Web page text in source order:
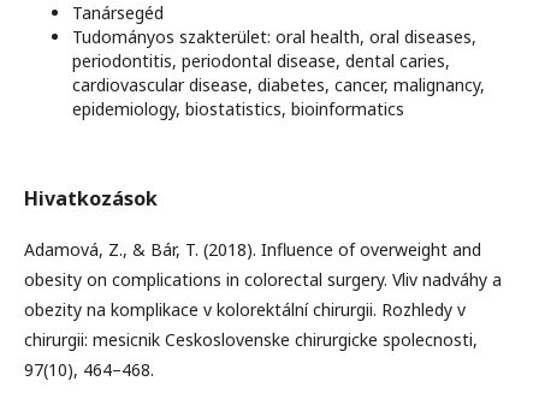
Tanársegéd
Tudományos szakterület: oral health, oral diseases,
periodontitis, periodontal disease, dental caries,
cardiovascular disease, diabetes, cancer, malignancy,
epidemiology, biostatistics, bioinformatics
Hivatkozások
Adamová, Z., & Bár, T. (2018). Influence of overweight and
obesity on complications in colorectal surgery. Vliv nadváhy a
obezity na komplikace v kolorektální chirurgii. Rozhledy v
chirurgii: mesicnik Ceskoslovenske chirurgicke spolecnosti,
97(10), 464–468.